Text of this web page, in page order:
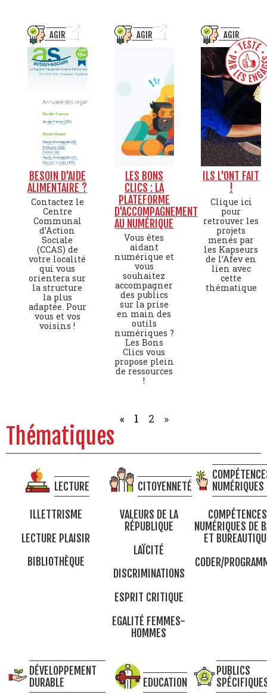
AGIR
BESOIN D'AIDE
ALIMENTAIRE ?
Contactez le
Centre
Communal
d’Action
Sociale
(CCAS) de
votre localité
qui vous
orientera sur
la structure
la plus
adaptée. Pour
vous et vos
voisins !
AGIR
LES BONS
CLICS : LA
PLATEFORME
D'ACCOMPAGNEMENT
AU NUMÉRIQUE
Vous êtes
aidant
numérique et
vous
souhaitez
accompagner
des publics
sur la prise
en main des
outils
numériques ?
Les Bons
Clics vous
propose plein
de ressources
!
AGIR
ILS L'ONT FAIT
!
Clique ici
pour
retrouver les
projets
menés par
les Kapseurs
de l’Afev en
lien avec
cette
thématique
« 1 2 »
Thématiques
LECTURE
ILLETTRISME
LECTURE PLAISIR
BIBLIOTHÈQUE
CITOYENNETÉ
VALEURS DE LA
RÉPUBLIQUE
LAÏCITÉ
DISCRIMINATIONS
ESPRIT CRITIQUE
EGALITÉ FEMMES-
HOMMES
NUMÉRIQUES
COMPÉTENCES
NUMÉRIQUES DE
ET
CODER/
DÉVELOPPEMENT
DURABLE
EDUCATION
PUBLICS